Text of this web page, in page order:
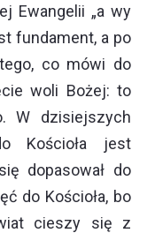
Ewangelii „a wy
fundament, a po
co mówi do
woli Bożej: to
W dzisiejszych
Kościoła jest
dopasował do
do Kościoła, bo
cieszy się z